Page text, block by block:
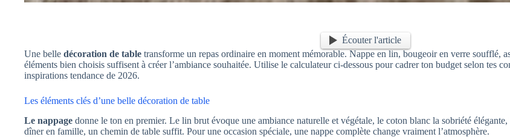
Écouter l'article
Une belle décoration de table transforme un repas ordinaire en moment mémorable. Nappe en lin, bougeoir en verre soufflé,
éléments bien choisis suffisent à créer l’ambiance souhaitée. Utilise le calculateur ci-dessous pour cadrer ton budget selon tes
inspirations tendance de 2026.
Les éléments clés d’une belle décoration de table
Le nappage donne le ton en premier. Le lin brut évoque une ambiance naturelle et végétale, le coton blanc la sobriété
dîner en famille, un chemin de table suffit. Pour une occasion spéciale, une nappe complète change vraiment l’atmosphère.